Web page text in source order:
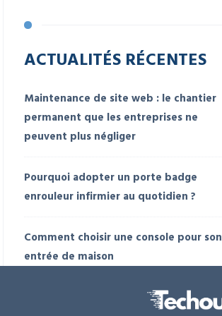
ACTUALITÉS RÉCENTES
Maintenance de site web : le chantier
permanent que les entreprises ne
peuvent plus négliger
Pourquoi adopter un porte badge
enrouleur infirmier au quotidien ?
Comment choisir une console pour son
entrée de maison